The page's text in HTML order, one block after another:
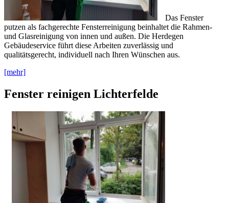
Das Fenster
putzen als fachgerechte Fensterreinigung beinhaltet die Rahmen-
und Glasreinigung von innen und außen. Die Herdegen
Gebäudeservice führt diese Arbeiten zuverlässig und
qualitätsgerecht, individuell nach Ihren Wünschen aus.
[mehr]
Fenster reinigen Lichterfelde